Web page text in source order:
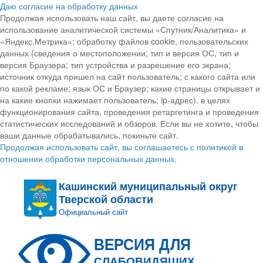
Даю согласие на обработку данных
Продолжая использовать наш сайт, вы даете согласие на
использование аналитической системы «Спутник/Аналитика» и
«Яндекс.Метрика»; обработку файлов cookie, пользовательских
данных (сведения о местоположении; тип и версия ОС, тип и
версия Браузера; тип устройства и разрешение его экрана;
источник откуда пришел на сайт пользователь; с какого сайта или
по какой рекламе; язык ОС и Браузер; какие страницы открывает и
на какие кнопки нажимает пользователь; ip-адрес). в целях
функционирования сайта, проведения ретаргетинга и проведения
статистических исследований и обзоров. Если вы не хотите, чтобы
ваши данные обрабатывались, покиньте сайт.
Продолжая использовать сайт, вы соглашаетесь с политикой в
отношении обработки персональных данных.